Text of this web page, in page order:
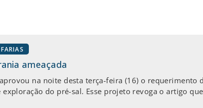
ameaçada
na noite desta terça-feira (16) o
exploração do pré-sal. Esse projeto revoga o artigo